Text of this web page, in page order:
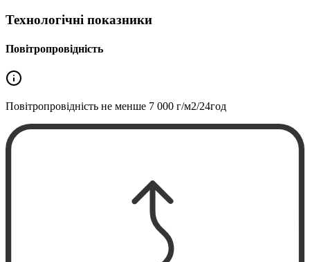
Технологічні показники
Повітропровідність
Повітропровідність не менше 7 000 г/м2/24год